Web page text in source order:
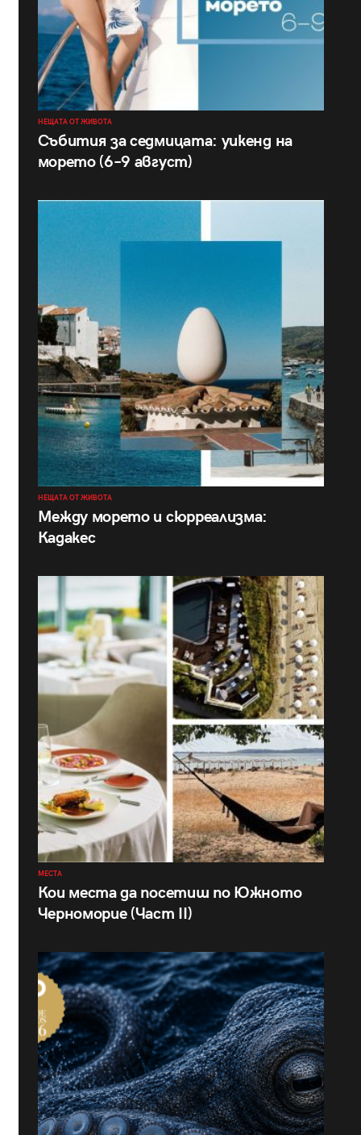
НЕЩАТА ОТ ЖИВОТА
Събития за седмицата: уикенд на
морето (6–9 август)
НЕЩАТА ОТ ЖИВОТА
Между морето и сюрреализма:
Кадакес
МЕСТА
Кои места да посетиш по Южното
Черноморие (Част II)